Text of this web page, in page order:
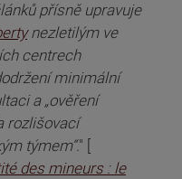
přísně upravuje
nezletilým ve
centrech
minimální
a „ověření
rozlišovací
týmem“." [
des mineurs : le